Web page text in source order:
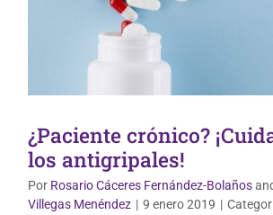
¿Paciente crónico?
los antigripales!
Por Rosario Cáceres Fernández-Bolaños
Villegas Menéndez | 9 enero 2019 |